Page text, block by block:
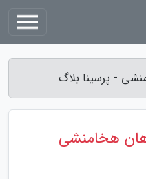
- پرسینا بلاگ
هخامنشی